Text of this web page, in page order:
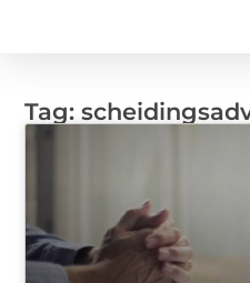
Tag: